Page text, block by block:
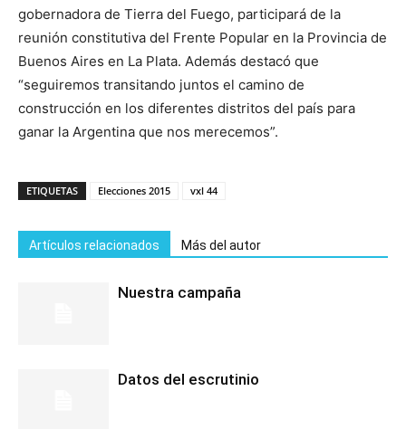
gobernadora de Tierra del Fuego, participará de la
reunión constitutiva del Frente Popular en la Provincia de
Buenos Aires en La Plata. Además destacó que
“seguiremos transitando juntos el camino de
construcción en los diferentes distritos del país para
ganar la Argentina que nos merecemos”.
ETIQUETAS Elecciones 2015 vxl 44
Artículos relacionados Más del autor
Nuestra campaña
Datos del escrutinio